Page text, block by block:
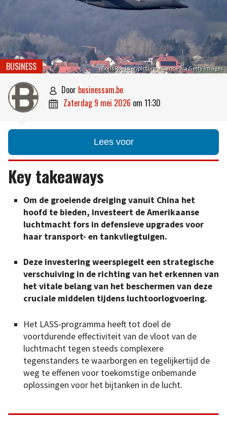
Boris Roessler/picture alliance via Getty Images
BUSINESS
 door businessam.be
 zaterdag 9 mei 2026 om 11:30
Lees voor
Key takeaways
Om de groeiende dreiging vanuit China het
hoofd te bieden, investeert de Amerikaanse
luchtmacht fors in defensieve upgrades voor
haar transport- en tankvliegtuigen.
Deze investering weerspiegelt een strategische
verschuiving in de richting van het erkennen van
het vitale belang van het beschermen van deze
cruciale middelen tijdens luchtoorlogvoering.
Het LASS-programma heeft tot doel de
voortdurende effectiviteit van de vloot van de
luchtmacht tegen steeds complexere
tegenstanders te waarborgen en tegelijkertijd de
weg te effenen voor toekomstige onbemande
oplossingen voor het bijtanken in de lucht.